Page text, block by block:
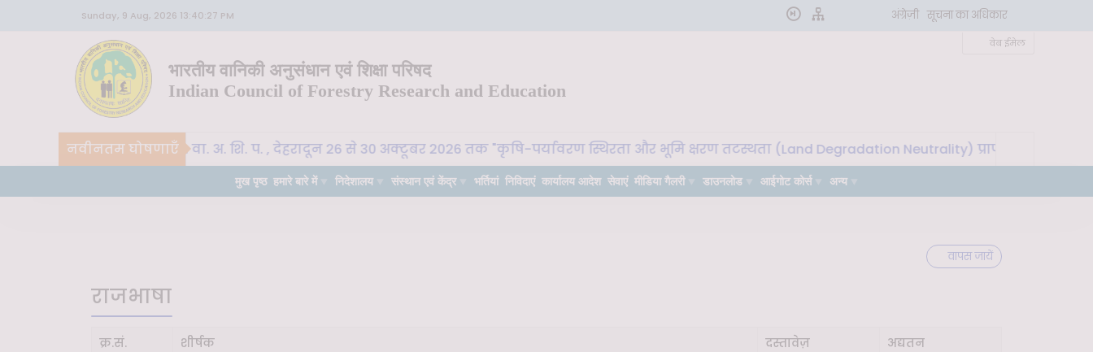
Sunday, 9 Aug, 2026 13:40:27 PM अंग्रेज़ी सूचना का अधिकार
भारतीय वानिकी अनुसंधान एवं शिक्षा परिषद
Indian Council of Forestry Research and Education
वेब ईमेल
नवीनतम घोषणाएँ
महत्वपूर्ण CoE-SLM, भा. वा. अ. शि. प. , देहरादून 26 से 30 अक्टूबर 2026 तक "कृषि-पर्यावरण स्थिरता और भूमि क्षरण तटस्थता (Land Degradation Neutrality) प्राप्त करने के लिए
मुख पृष्ठ हमारे बारे में निदेशालय संस्थान एवं केंद्र भर्तियां निविदाएं कार्यालय आदेश सेवाएं मीडिया गैलरी डाउनलोड आईगोट कोर्स अन्य
वापस जायें
राजभाषा
क्र.सं. शीर्षक दस्तावेज़ अद्यतन